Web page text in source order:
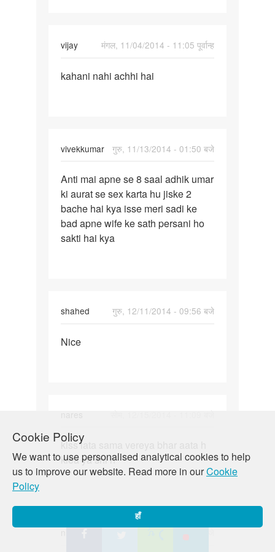
Cookie Policy
We want to use personalised analytical cookies to help
us to improve our website. Read more in ourCookie
Policy
हाँ
vijay
मंगल, 11/04/2014 - 11:05 पूर्वान्ह
kahani
kahani nahi achhi hai
vivekkumar
गुरु, 11/13/2014 - 01:50 बजे
Anti
mai
apne
se
8
Anti mai apne se 8 saal adhik umar
ki aurat se sex karta hu jiske 2
bache hai kya isse meri sadi ke
bad apne wife ke sath persani ho
sakti hai kya
shahed
गुरु, 12/11/2014 - 09:56 बजे
Nice
Nice
nares
पर्मालिंक
kiss
lata
sama
kiss lata sama vereya bhar aata h
kiea ya shi h
गुरु, 12/18/2014 - 05:27 बजे